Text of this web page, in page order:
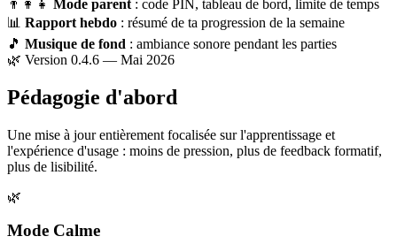
👨‍👩‍👧 Mode parent : code PIN, tableau de bord, limite de temps
📊 Rapport hebdo : résumé de ta progression de la semaine
🎵 Musique de fond : ambiance sonore pendant les parties
🌿 Version 0.4.6 — Mai 2026
Pédagogie d'abord
Une mise à jour entièrement focalisée sur l'apprentissage et
l'expérience d'usage : moins de pression, plus de feedback formatif,
plus de lisibilité.
🌿
Mode Calme